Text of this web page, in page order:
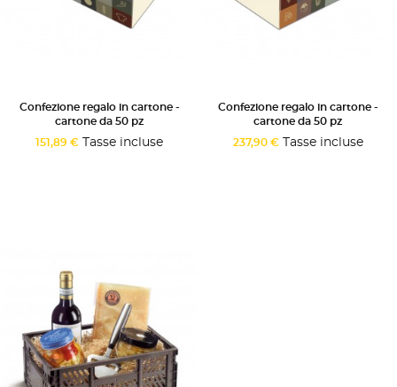
Confezione regalo in cartone -
cartone da 50 pz
151,89 € Tasse incluse
Confezione regalo in cartone -
cartone da 50 pz
237,90 €Tasse incluse